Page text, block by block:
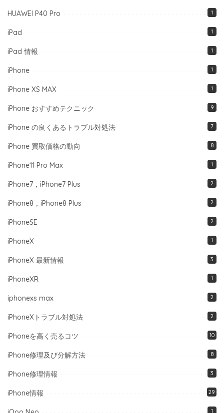
HUAWEI P40 Pro 1
iPad 1
iPad 情報 1
iPhone 1
iPhone XS MAX 1
iPhone おすすめテクニック 9
iPhone の良くあるトラブル対処法 7
iPhone 買取価格の動向 8
iPhone11 Pro Max 1
iPhone7，iPhone7 Plus 2
iPhone8，iPhone8 Plus 2
iPhoneSE 2
iPhoneX 1
iPhoneX 最新情報 3
iPhoneXR 1
iphonexs max 2
iPhoneXトラブル対処法 2
iPhoneを高く売るコツ 10
iPhone修理及び分解方法 8
iPhone修理情報 3
iPhone情報 29
1